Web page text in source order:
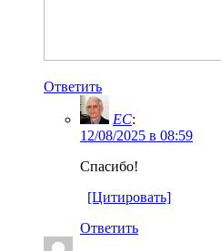
Ответить
EC:
12/08/2025 в 08:59
Спасибо!
[Цитировать]
Ответить